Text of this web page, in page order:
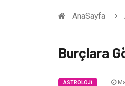
AnaSayfa
Burçlara
ASTROLOJI